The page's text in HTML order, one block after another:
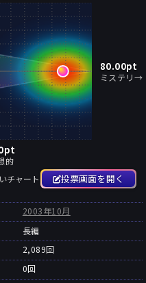
80.00pt
ミステリ→
pt
的
チャート
投票画面を開く
2003年10月
長編
2,089回
0回